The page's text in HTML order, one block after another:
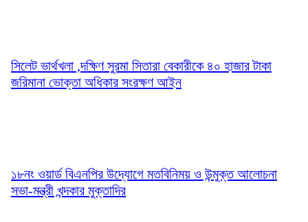
সিলেট ভার্থখলা ,দক্ষিণ সুরমা সিতারা বেকারীকে ৪০ হাজার টাকা
জরিমানা ভোক্তা অধিকার সংরক্ষণ আইন
১৮নং ওয়ার্ড বিএনপির উদ্যোগে মতবিনিময় ও উন্মুক্ত আলোচনা
সভা-মন্ত্রী খন্দকার মুক্তাদির